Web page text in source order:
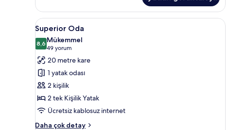
fazla
detay
Superior
Oda
için
tüm
fotoğrafları
görün
Superior Oda | Odadan manzara
6
Superior Oda
8,68,6 / 10
Mükemmel
49 yorum
(49
yorum)
20 metre kare
1 yatak odası
2 kişilik
2 tek Kişilik Yatak
Ücretsiz kablosuz internet
Daha çok detay
Superior